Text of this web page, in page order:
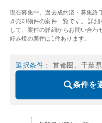
現在募集中、過去成約済・募集終
き売却物件の案件一覧です。 詳
して、案件の詳細からお問い合わ
好み焼の案件は1件あります。
選択条件 ： 首都圏、千葉
条件を